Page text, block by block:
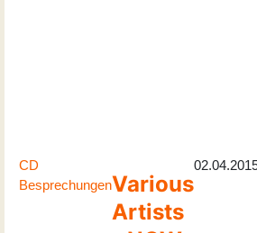
CD
BesprechungenVarious
Artists